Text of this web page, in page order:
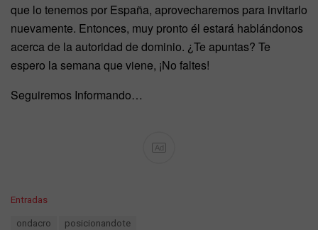
que lo tenemos por España, aprovecharemos para invitarlo
nuevamente. Entonces, muy pronto él estará hablándonos
acerca de la autoridad de dominio. ¿Te apuntas? Te
espero la semana que viene, ¡No faltes!
Seguiremos Informando…
Ad
C
Entradas
ondacro posicionandote